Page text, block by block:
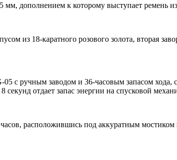
дополнением к которому выступает ремень из
из 18-каратного розового золота, вторая
с ручным заводом и 36-часовым запасом хода,
отдает запас энергии на спусковой
расположившись под аккуратным